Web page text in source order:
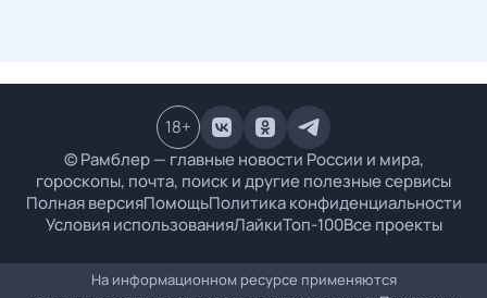
© Рамблер — главные новости России и мира,
гороскопы, почта, поиск и другие полезные сервисы
Полная версияПомощьПолитика конфиденциальности
Условия использованияЛайкиТоп-100Все проекты
18+
На информационном ресурсе применяются